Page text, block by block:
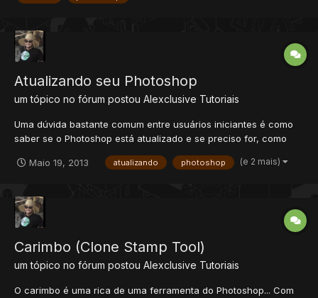
Atualizando seu Photoshop
um tópico no fórum postou Alexclusive Tutoriais
Uma dúvida bastante comum entre usuários iniciantes é como
saber se o Photoshop está atualizado e se preciso for, como
Photoshop aberto, vá no menu Help (Ajuda) e clique em Updates
Maio 19, 2013 atualizando photoshop (e 2 mais)
Carimbo (Clone Stamp Tool)
um tópico no fórum postou Alexclusive Tutoriais
O carimbo é uma rica de uma ferramenta do Photoshop... Com